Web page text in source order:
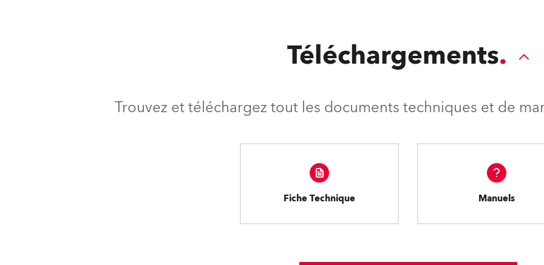
Téléchargements
Trouvez et téléchargez tout les documents techniques et de
Fiche Technique Manuels